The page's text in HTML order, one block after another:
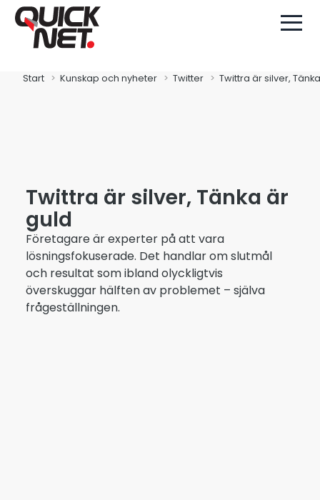
Start Kunskap och nyheter Twitter Twittra är silver,
Twittra är silver, Tänka är
guld
Företagare är experter på att vara
lösningsfokuserade. Det handlar om slutmål
och resultat som ibland olyckligtvis
överskuggar hälften av problemet – själva
frågeställningen.